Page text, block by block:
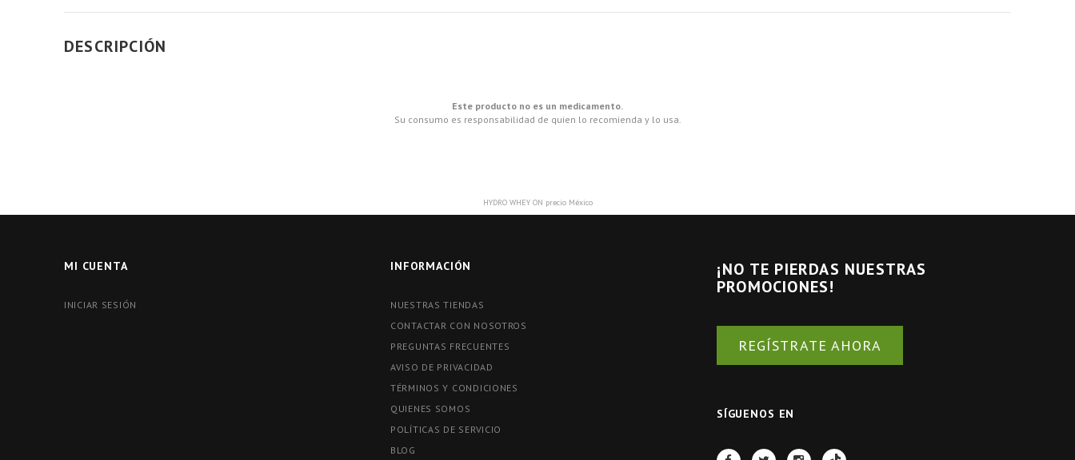
DESCRIPCIÓN
Este producto no es un medicamento.
Su consumo es responsabilidad de quien lo recomienda y lo usa.
HYDRO WHEY ON precio México
MI CUENTA
INICIAR SESIÓN
INFORMACIÓN
NUESTRAS TIENDAS
CONTACTAR CON NOSOTROS
PREGUNTAS FRECUENTES
AVISO DE PRIVACIDAD
TÉRMINOS Y CONDICIONES
QUIENES SOMOS
POLÍTICAS DE SERVICIO
BLOG
¡NO TE PIERDAS NUESTRAS
PROMOCIONES!
REGÍSTRATE AHORA
SÍGUENOS EN